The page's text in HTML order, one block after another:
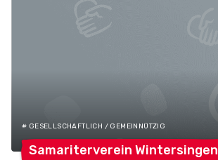
# GESELLSCHAFTLICH / GEMEINNÜTZIG
Samariterverein Wintersingen